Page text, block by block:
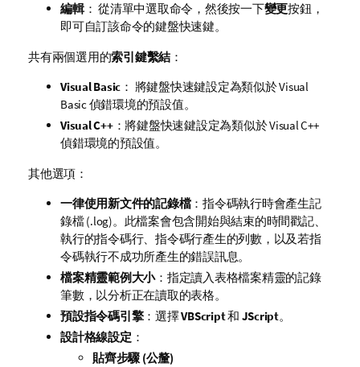
編輯： 從清單中選取命令，然後按一下變更按鈕，
即可自訂該命令的鍵盤快速鍵。
共有兩個選用的索引鍵繫結 ：
Visual Basic ： 將鍵盤快速鍵設定為類似於 Visual
Basic 偵錯環境的預設值。
Visual C++：將鍵盤快速鍵設定為類似於 Visual C++
偵錯環境的預設值。
其他選項：
一律使用新文件的記錄檔：指令碼執行時會產生記
錄檔 (.log)。此檔案會包含開始與結束的時間戳記、
執行的指令碼行、指令碼行產生的列數，以及若指
令碼執行不成功所產生的錯誤訊息。
檔案精靈範例大小：指定讀入表格檔案精靈的記錄
筆數，以分析正在讀取的表格。
預設指令碼引擎：選擇VBScript和 JScript。
設計格線設定 ：
貼齊步驟 (公釐)